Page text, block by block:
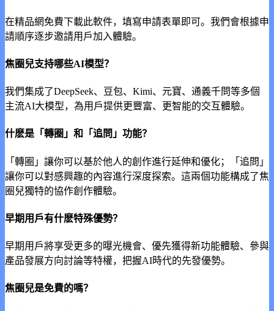
在精品網免費下載此軟件，填寫申請表單即可。我們會根據申
請順序逐步邀請用戶加入體驗。
焦圈兒支持哪些AI模型？
我們集成了DeepSeek、豆包、Kimi、元寶、通義千問等多個
主流AI大模型，為用戶提供更豐富、更智能的交互體驗。
什麽是「轉圈」和「追問」功能？
「轉圈」讓你可以基於他人的創作進行延伸和優化；「追問」
讓你可以對感興趣的內容進行深度探索。這兩個功能構成了焦
圈兒獨特的協作創作體驗。
早期用戶有什麽特殊優勢？
早期用戶將享受更多的曝光機會、優先獲得新功能體驗、參與
產品發展方向討論等特權，把握AI時代的先發優勢。
焦圈兒是免費的嗎？